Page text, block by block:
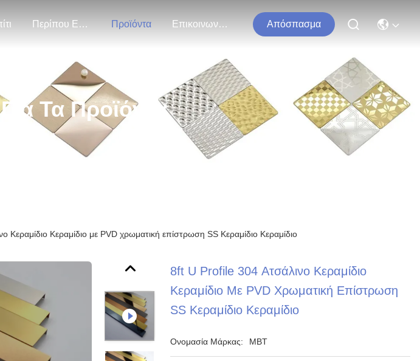
Περίπου Εμείς Προϊόντα Επικοινωνήστε Μαζί Μας Απόσπασμα
Τα Προϊόντα
Κεραμίδιο Κεραμίδιο με PVD χρωματική επίστρωση SS Κεραμίδιο Κεραμίδιο
8ft U Profile 304 Ατσάλινο Κεραμίδιο
Κεραμίδιο Με PVD Χρωματική Επίστρωση
SS Κεραμίδιο Κεραμίδιο
Ονομασία Μάρκας: MBT